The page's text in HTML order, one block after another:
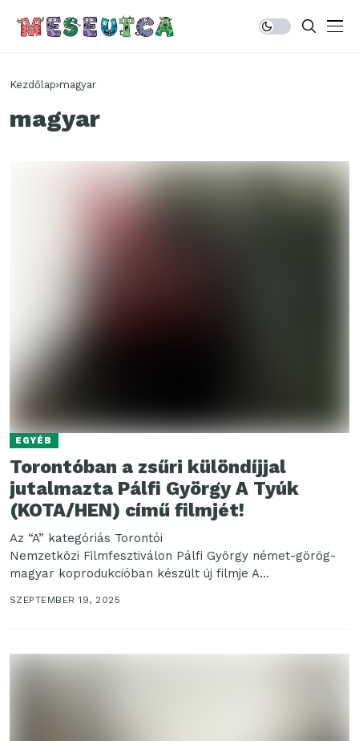
Kezdőlap magyar
magyar
EGYÉB
Torontóban a zsűri különdíjjal
jutalmazta Pálfi György A Tyúk
(KOTA/HEN) című filmjét!
Az “A” kategóriás Torontói
Nemzetközi Filmfesztiválon Pálfi György német-görög-
magyar koprodukcióban készült új filmje A
a Torontói Nemzetközi Filmfesztivál verseny
SZEPTEMBER 19, 2025